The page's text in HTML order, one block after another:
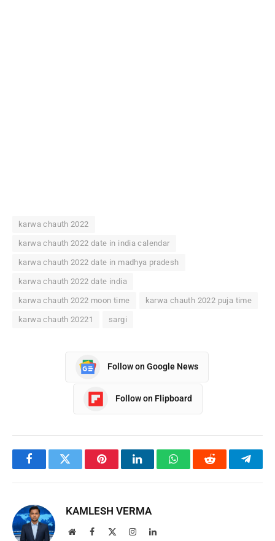
karwa chauth 2022
karwa chauth 2022 date in india calendar
karwa chauth 2022 date in madhya pradesh
karwa chauth 2022 date india
karwa chauth 2022 moon time karwa chauth 2022 puja time
karwa chauth 20221 sargi
Follow on Google News
Follow on Flipboard
FacebookTwitter PinterestLinkedInWhatsAppReddit
KAMLESH VERMA
WebsiteFacebook InstagramLinkedIn